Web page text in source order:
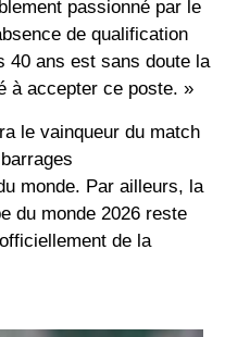
passionné par le
de qualification
40 ans est sans doute la
à accepter ce poste. »
le vainqueur du match
monde. Par ailleurs, la
du monde 2026 reste
de la